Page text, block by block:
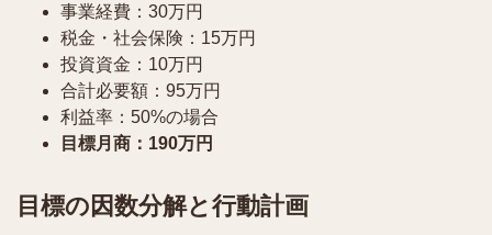
事業経費：30万円
税金・社会保険：15万円
投資資金：10万円
合計必要額：95万円
利益率：50%の場合
目標月商：190万円
目標の因数分解と行動計画